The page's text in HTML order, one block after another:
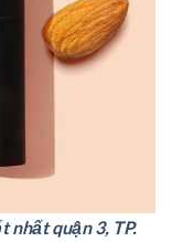
nhất quận 3, TP.